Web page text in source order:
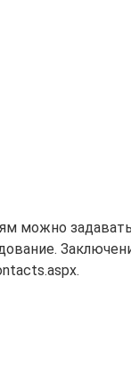
можно